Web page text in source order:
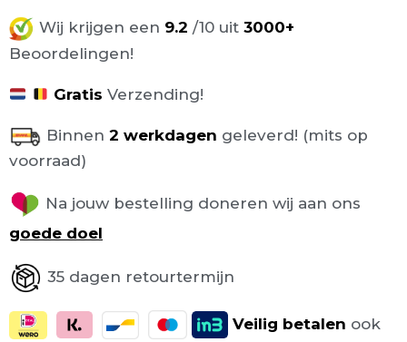
Wij krijgen een 9.2 /10 uit 3000+
Beoordelingen!
Gratis Verzending!
Binnen 2 werkdagen geleverd! (mits op
voorraad)
Na jouw bestelling doneren wij aan ons
goede doel
35 dagen retourtermijn
Veilig betalen ook